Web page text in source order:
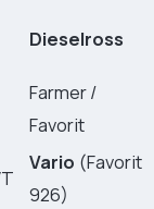
Dieselross
Farmer /
Favorit
Vario (Favorit
926)